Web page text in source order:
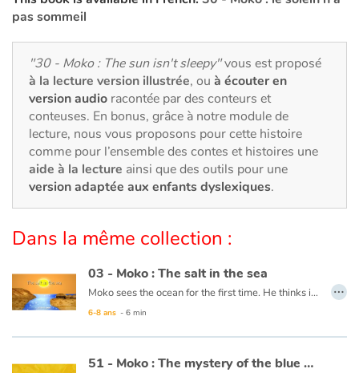
Art, espace, activité
Documentaires
En famille
Quotidien et loisirs
À l'école
Fêtes et évènements
Sujets de société
Émotions et sentiments
pas sommeil
"30 - Moko : The sun isn't sleepy"vous est proposé
à la lecture version illustrée, ou à écouter en
version audio racontée par des conteurs et
conteuses. En bonus, grâce à notre module de
lecture, nous vous proposons pour cette histoire
comme pour l’ensemble des contes et histoires une
aide à la lecture ainsi que des outils pour une
version adaptée aux enfants dyslexiques.
Dans la même collection :
03 - Moko : The salt in the sea
Moko sees the ocean for the first time. He thinks it is a huge river or lake, but when he tastes the water, he notices that it is salty. He wonders what sorcerer would have played such a trick. Back in his village, he asks an old wise man to cast a spell on the village’s river so that the drinking water never becomes salty. The wise man reassures him that this is not necessary, the water will never be salty and Moko is grateful that someone has already thought of protecting the village’s river.
This book is available in French:03 - Moko : Le sel de la mer
6-8 ans - 6 min
…
51 - Moko : The mystery of the blue holes